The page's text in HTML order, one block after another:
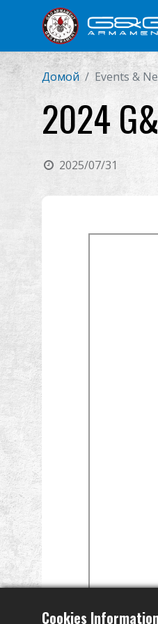
Домой Events &
2024
2025/07/31
Cookies